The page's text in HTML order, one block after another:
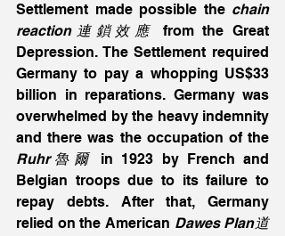
Settlement made possible the chain
reaction連鎖效應
from the Great
Depression. The Settlement required
Germany to pay a whopping US$33
billion in reparations. Germany was
overwhelmed by the heavy indemnity
Ruhr魯爾 in 1923 by French and
Belgian troops due to its failure to
repay debts. After that, Germany
relied on the American Dawes Plan道